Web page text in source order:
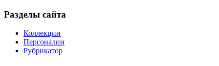
Разделы сайта
Коллекции
Персоналии
Рубрикатор